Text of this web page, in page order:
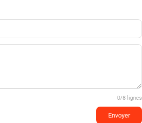
0/8 lignes
Envoyer